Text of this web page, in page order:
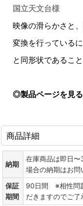
国立天文台様
映像の滑らかさと
変換を行っている
と同形状であるこ
◎製品ページを見る
商品詳細
納期
在庫商品は即日
場合の納期はお問
保証
期間
90日間 ※相性問
だきますのでご了